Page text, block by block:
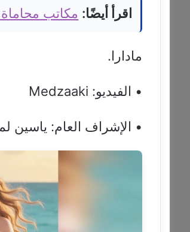
اقرأ أيضًا: مكاتب
مادارا.
• الفيديو: Medzaaki
• الإشراف العام: ياسين